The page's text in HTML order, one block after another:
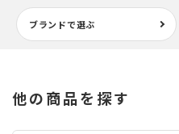
ブランドで選ぶ
他の商品を探す